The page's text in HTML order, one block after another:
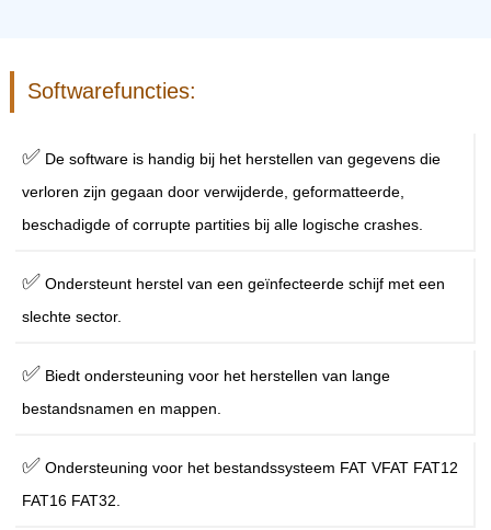
Softwarefuncties:
✅ De software is handig bij het herstellen van gegevens die
verloren zijn gegaan door verwijderde, geformatteerde,
beschadigde of corrupte partities bij alle logische crashes.
✅ Ondersteunt herstel van een geïnfecteerde schijf met een
slechte sector.
✅ Biedt ondersteuning voor het herstellen van lange
bestandsnamen en mappen.
✅ Ondersteuning voor het bestandssysteem FAT VFAT FAT12
FAT16 FAT32.